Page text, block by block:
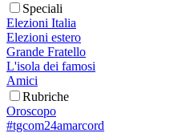
Speciali
Elezioni Italia
Elezioni estero
Grande Fratello
L'isola dei famosi
Amici
Rubriche
Oroscopo
#tgcom24amarcord